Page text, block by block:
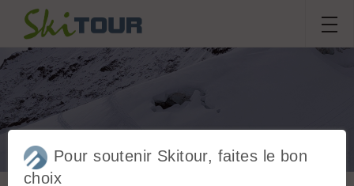
Agneau Blanc, Face
Pour soutenir Skitour, faites le bon
choix